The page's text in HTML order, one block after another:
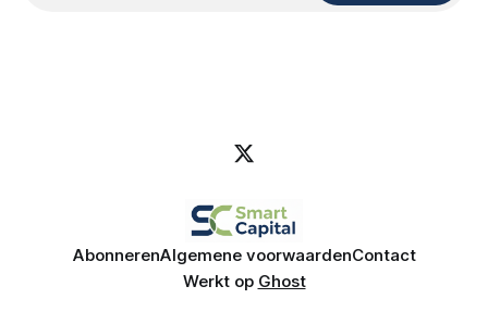
AbonnerenAlgemene voorwaardenContact
Werkt op Ghost